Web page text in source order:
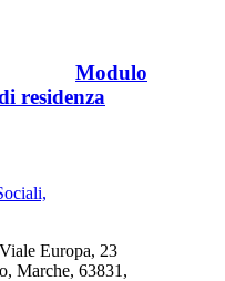
Modulo
residenza
Europa, 23
Marche, 63831,